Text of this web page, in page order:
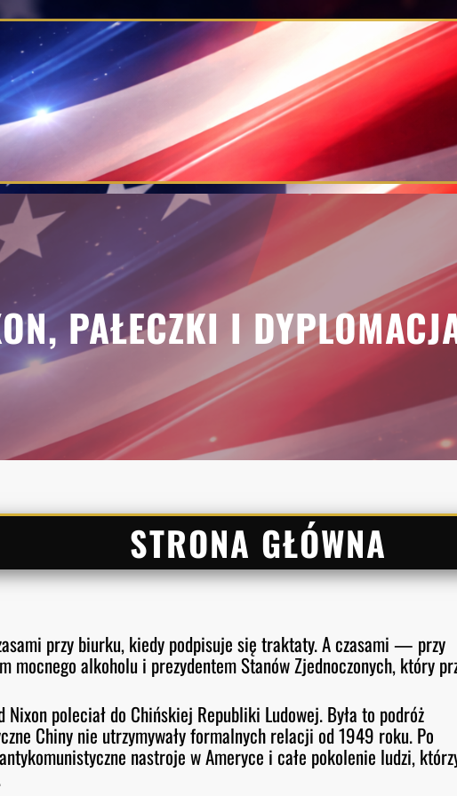
PAŁECZKI I
STRONA GŁÓWNA
przy biurku, kiedy podpisuje się traktaty. A czasami — przy
mocnego alkoholu i prezydentem Stanów Zjednoczonych, który
poleciał do Chińskiej Republiki Ludowej. Była to podróż
Chiny nie utrzymywały formalnych relacji od 1949 roku. Po
nastroje w Ameryce i całe pokolenie ludzi,